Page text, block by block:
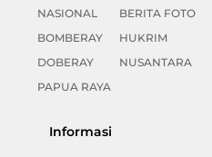
NASIONAL
BOMBERAY
DOBERAY
PAPUA RAYA
BERITA FOTO
HUKRIM
NUSANTARA
Informasi